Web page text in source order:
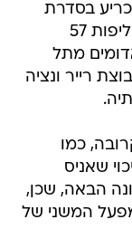
והמכריע בסדרת
גמר הפלייאוף, שקבע 1:2 לצהובים ואליפות 57
מתל
רייר ונציה
כמו
שאניס
הבאה, שכן,
המשני של